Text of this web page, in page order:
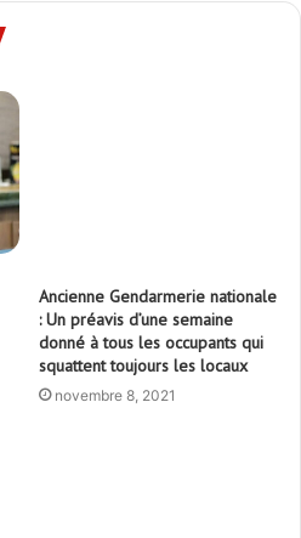
Ancienne Gendarmerie nationale
: Un préavis d’une semaine
donné à tous les occupants qui
squattent toujours les locaux
novembre 8, 2021